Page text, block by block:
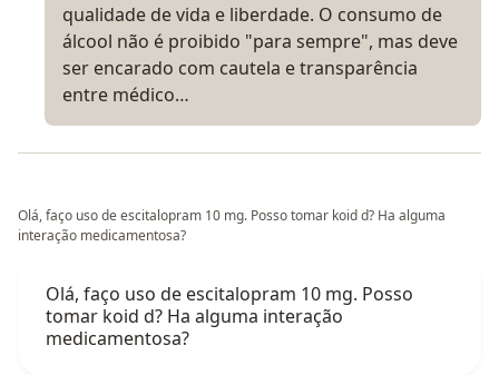
qualidade de vida e liberdade. O consumo de
álcool não é proibido "para sempre", mas deve
ser encarado com cautela e transparência
entre médico…
Olá, faço uso de escitalopram 10 mg. Posso tomar koid d? Ha alguma
interação medicamentosa?
Olá, faço uso de escitalopram 10 mg. Posso
tomar koid d? Ha alguma interação
medicamentosa?